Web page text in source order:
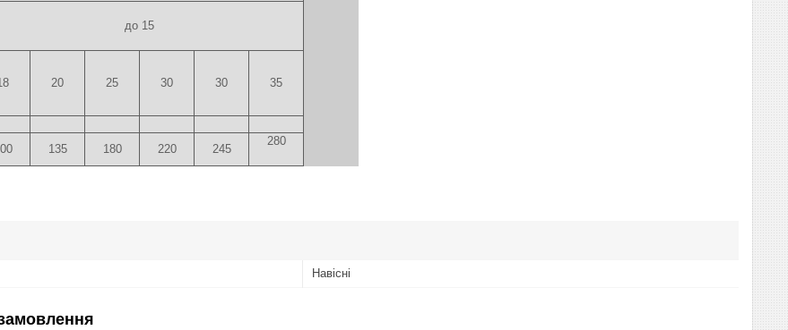
до 15
20 25 30 30 35
135 180 220 245
280
Навісні